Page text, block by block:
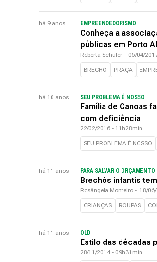
há 9 anos EMPREENDEDORISMO
Conheça a
públicas em Porto
Roberta Schuler - 05/04/
BRECHÓ PRAÇA
há 10 anos SEU PROBLEMA É NOSSO
Família de Canoas
com deficiência
22/02/2016 - 11h28min
SEU PROBLEMA É NOSSO
há 11 anos PARA SALVAR O ORÇAMENTO
Brechós infantis
Rosângela Monteiro - 18/
CRIANÇAS ROUPAS
há 11 anos OLD
Estilo das décadas
28/11/2014 - 09h31min